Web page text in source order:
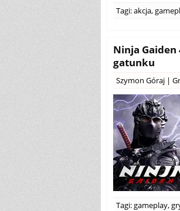
Tagi:akcja,
Ninja
gatunku
Szymon Góraj |
Tagi:gameplay,